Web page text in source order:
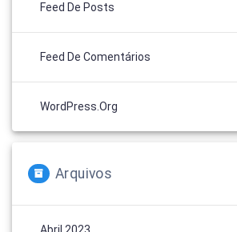
Feed De Posts
Feed De Comentários
WordPress.org
Arquivos
Abril 2023